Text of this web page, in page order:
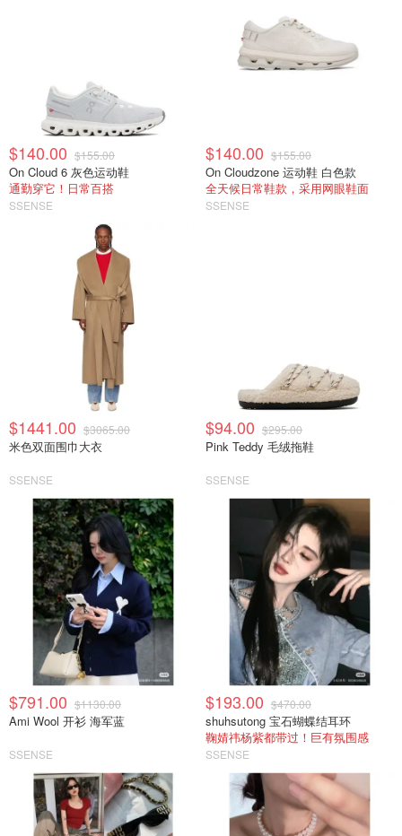
$140.00 $155.00
On Cloud 6 灰色运动鞋
通勤穿它！日常百搭
SSENSE
$140.00 $155.00
On Cloudzone 运动鞋 白色款
全天候日常鞋款，采用网眼鞋面
SSENSE
$1441.00 $3065.00
米色双面围巾大衣
SSENSE
$94.00 $295.00
Pink Teddy 毛绒拖鞋
SSENSE
$791.00 $1130.00
Ami Wool 开衫 海军蓝
SSENSE
$193.00 $470.00
shuhsutong 宝石蝴蝶结耳环
鞠婧祎杨紫都带过！巨有氛围感
SSENSE